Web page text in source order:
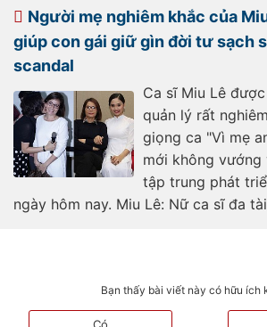
Người mẹ nghiêm khắc của
giúp con gái giữ gìn đời tư sạch
scandal
Ca sĩ Miu Lê
quản lý rất
giọng ca "Vì mẹ
mới không vướng
tập trung phát
ngày hôm nay. Miu Lê: Nữ ca sĩ đa
Bạn thấy bài viết này có hữu ích